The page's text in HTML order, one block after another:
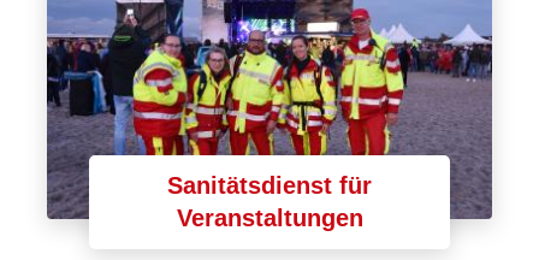
Sanitätsdienst für
Veranstaltungen